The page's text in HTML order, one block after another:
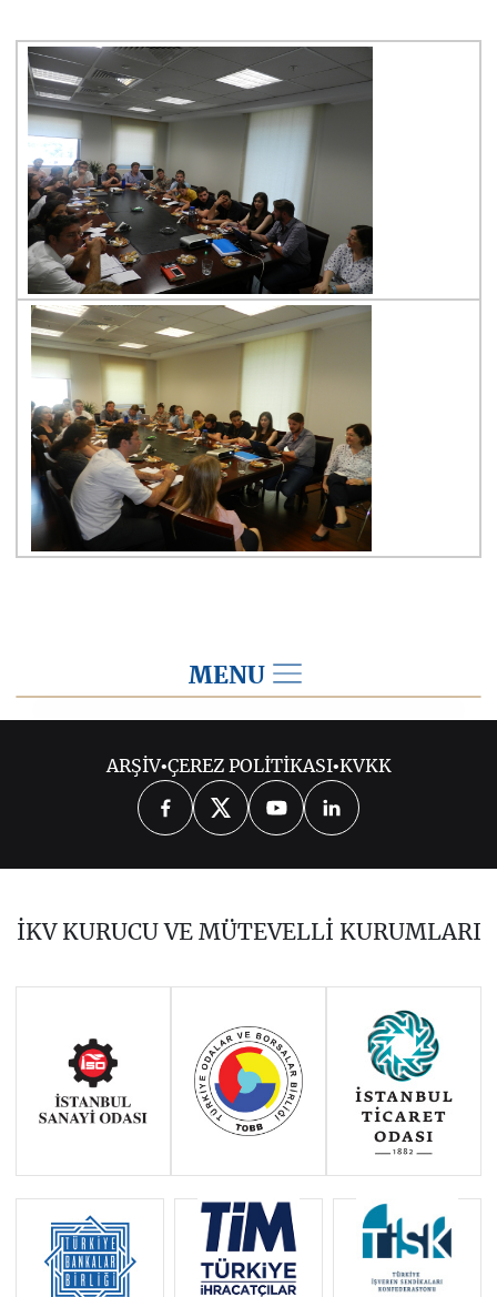
MENU
2026 2025 2024
2023 2022 2021
ARŞİV•ÇEREZ POLİTİKASI•KVKK
İKV KURUCU VE MÜTEVELLİ KURUMLARI